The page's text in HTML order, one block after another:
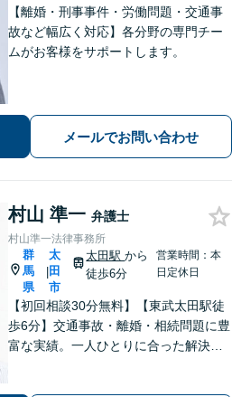
【離婚・刑事事件・労働問題・交通事
故など幅広く対応】各分野の専門チー
ムがお客様をサポートします。
メールでお問い合わせ
村山 準一 弁護士
村山準一法律事務所
群
馬
県
|
太
田
市
太田駅から
徒歩6分
営業時間：本
日定休日
【初回相談30分無料】【東武太田駅徒
歩6分】交通事故・離婚・相続問題に豊
富な実績。一人ひとりに合った解決方